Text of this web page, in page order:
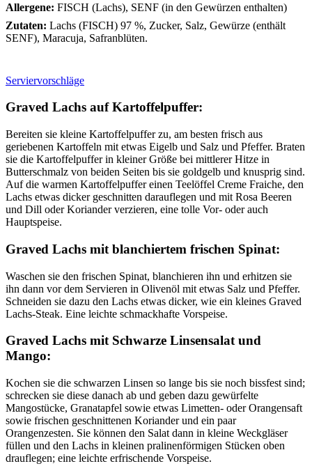
Allergene: FISCH (Lachs), SENF (in den Gewürzen enthalten)
Zutaten: Lachs (FISCH) 97 %, Zucker, Salz, Gewürze (enthält
SENF), Maracuja, Safranblüten.
Serviervorschläge
Graved Lachs auf Kartoffelpuffer:
Bereiten sie kleine Kartoffelpuffer zu, am besten frisch aus
geriebenen Kartoffeln mit etwas Eigelb und Salz und Pfeffer. Braten
sie die Kartoffelpuffer in kleiner Größe bei mittlerer Hitze in
Butterschmalz von beiden Seiten bis sie goldgelb und knusprig sind.
Auf die warmen Kartoffelpuffer einen Teelöffel Creme Fraiche, den
Lachs etwas dicker geschnitten darauflegen und mit Rosa Beeren
und Dill oder Koriander verzieren, eine tolle Vor- oder auch
Hauptspeise.
Graved Lachs mit blanchiertem frischen Spinat:
Waschen sie den frischen Spinat, blanchieren ihn und erhitzen sie
ihn dann vor dem Servieren in Olivenöl mit etwas Salz und Pfeffer.
Schneiden sie dazu den Lachs etwas dicker, wie ein kleines Graved
Lachs-Steak. Eine leichte schmackhafte Vorspeise.
Graved Lachs mit Schwarze Linsensalat und
Mango:
Kochen sie die schwarzen Linsen so lange bis sie noch bissfest sind;
schrecken sie diese danach ab und geben dazu gewürfelte
Mangostücke, Granatapfel sowie etwas Limetten- oder Orangensaft
sowie frischen geschnittenen Koriander und ein paar
Orangenzesten. Sie können den Salat dann in kleine Weckgläser
füllen und den Lachs in kleinen pralinenförmigen Stücken oben
drauflegen; eine leichte erfrischende Vorspeise.